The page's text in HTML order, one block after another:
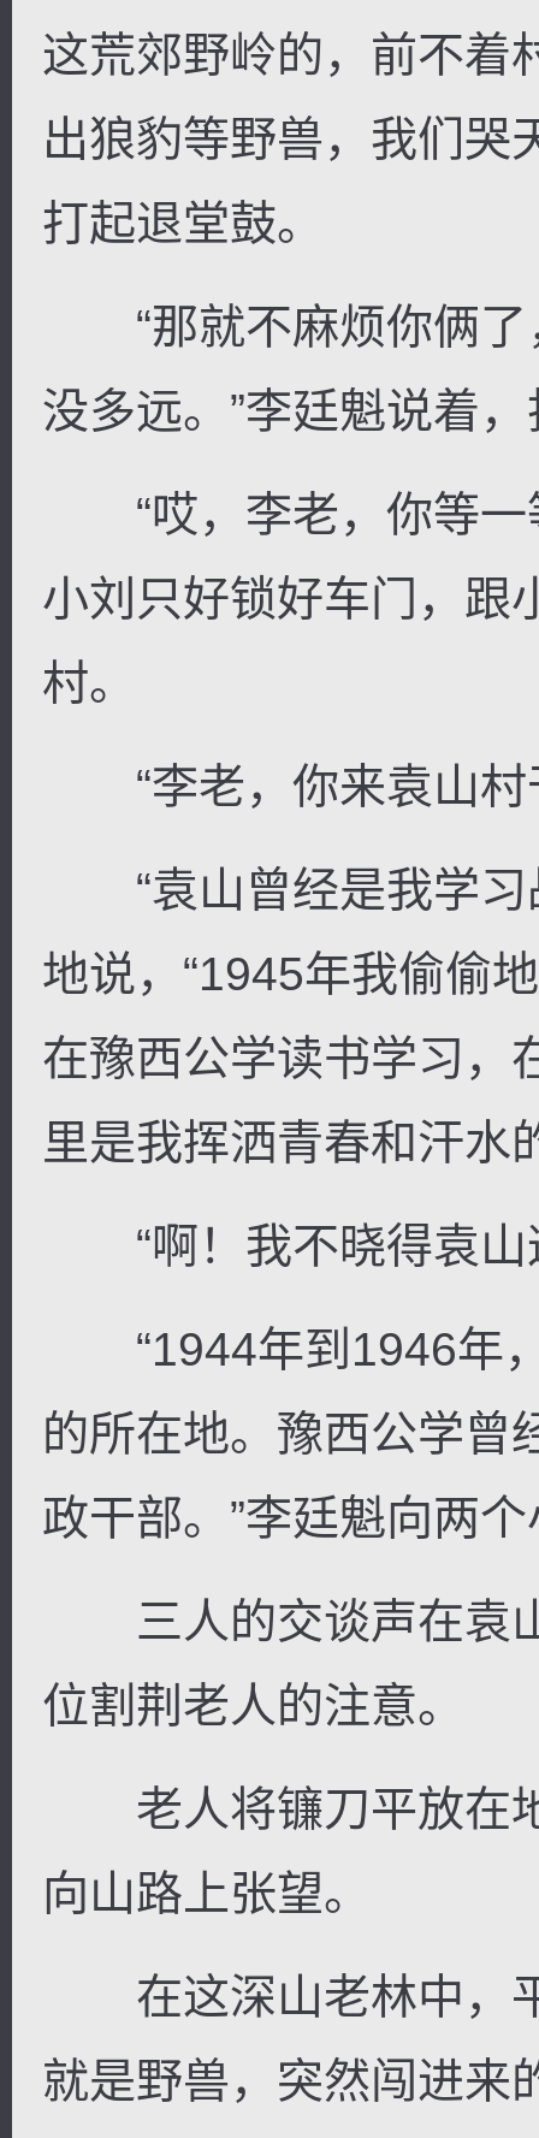
这荒郊野岭的，前不着
出狼豹等野兽，我们哭
打起退堂鼓。
“那就不麻烦你俩了
没多远。”李廷魁说着
“哎，李老，你等一
小刘只好锁好车门，跟
村。
“李老，你来袁山村
“袁山曾经是我学习
地说，“1945年我偷偷
在豫西公学读书学习，
里是我挥洒青春和汗水
“啊！我不晓得袁山
“1944年到1946年，
的所在地。豫西公学曾
政干部。”李廷魁向两
三人的交谈声在袁
位割荆老人的注意。
老人将镰刀平放在
向山路上张望。
在这深山老林中，
就是野兽，突然闯进来